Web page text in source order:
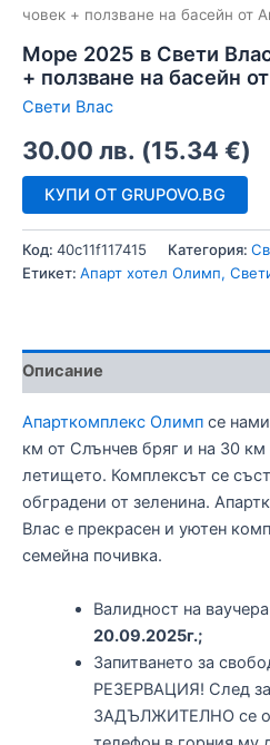
човек + ползване на басейн от
Море 2025 в Свети
+ ползване на басейн
Свети Влас
30.00 лв. (15.34 €)
КУПИ ОТ GRUPOVO.BG
Код: 40c11f117415 Категория:
Етикет: Апарт хотел Олимп,
Описание
Апарткомплекс Олимп се
км от Слънчев бряг и на 30 км
летището. Комплексът се
обградени от зеленина.
Влас е прекрасен и уютен
семейна почивка.
Валидност на
20.09.2025г.;
Запитването за
РЕЗЕРВАЦИЯ! След
ЗАДЪЛЖИТЕЛНО се